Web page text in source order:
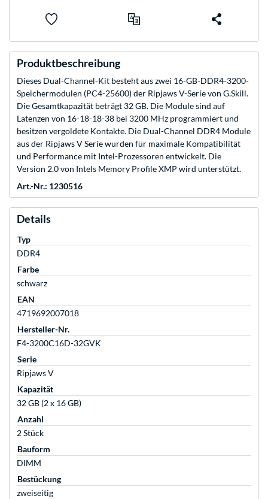
Produktbeschreibung
Dieses Dual-Channel-Kit besteht aus zwei 16-GB-DDR4-3200-
Speichermodulen (PC4-25600) der Ripjaws V-Serie von G.Skill.
Die Gesamtkapazität beträgt 32 GB. Die Module sind auf
Latenzen von 16-18-18-38 bei 3200 MHz programmiert und
besitzen vergoldete Kontakte. Die Dual-Channel DDR4 Module
aus der Ripjaws V Serie wurden für maximale Kompatibilität
und Performance mit Intel-Prozessoren entwickelt. Die
Version 2.0 von Intels Memory Profile XMP wird unterstützt.
Art.-Nr.: 1230516
Details
Typ
DDR4
Farbe
schwarz
EAN
4719692007018
Hersteller-Nr.
F4-3200C16D-32GVK
Serie
Ripjaws V
Kapazität
32 GB (2 x 16 GB)
Anzahl
2 Stück
Bauform
DIMM
Bestückung
zweiseitig